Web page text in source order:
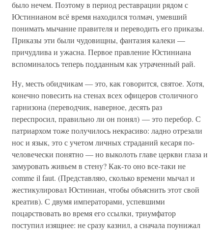
было нечем. Поэтому в период реставрации рядом с
Юстинианом всё время находился толмач, умевший
понимать мычание правителя и переводить его приказы.
Приказы эти были чудовищны, фантазия калеки —
причудлива и ужасна. Первое правление Юстиниана
вспоминалось теперь подданным как утраченный рай.
Ну, месть обидчикам — это, как говорится, святое. Хотя,
конечно повесить на стенах всех офицеров столичного
гарнизона (переводчик, наверное, десять раз
переспросил, правильно ли он понял) — это перебор. С
патриархом тоже получилось некрасиво: ладно отрезали
нос и язык, это с учетом личных страданий кесаря по-
человечески понятно — но выколоть главе церкви глаза и
замуровать живьем в стену? Как-то оно все-таки не
comme il faut. (Представляю, сколько времени мычал и
жестикулировал Юстиниан, чтобы объяснить этот свой
креатив). С двумя императорами, успевшими
поцарствовать во время его ссылки, триумфатор
поступил изящнее: не сразу казнил, а сначала поунижал